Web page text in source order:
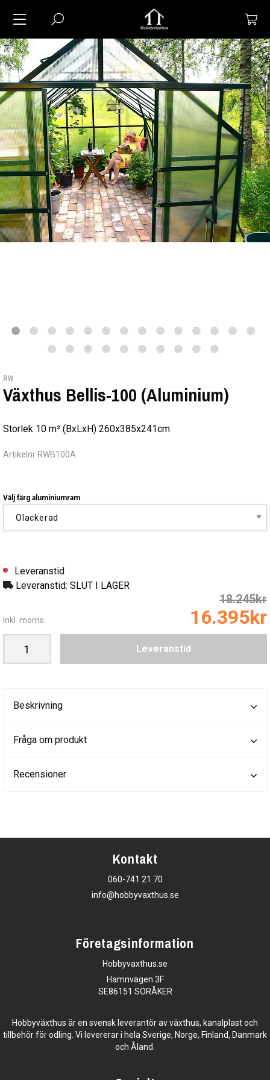
RW
Växthus Bellis-100 (Aluminium)
Storlek 10 m² (BxLxH) 260x385x241cm
Artikelnr RWB100A
Välj färg aluminiumram
Leveranstid
Leveranstid: SLUT I LAGER
Inkl. moms:
18.245kr
16.395kr
Leveranstid
Beskrivning
Fråga om produkt
Recensioner
Kontakt
060-741 21 70
info@hobbyvaxthus.se
Företagsinformation
Hobbyvaxthus.se
Hamnvägen 3F
SE86151 SÖRÅKER
Hobbyväxthus är en svensk leverantör av växthus, kanalplast och
tillbehör för odling. Vi levererar i hela Sverige, Norge, Finland, Danmark
och Åland.